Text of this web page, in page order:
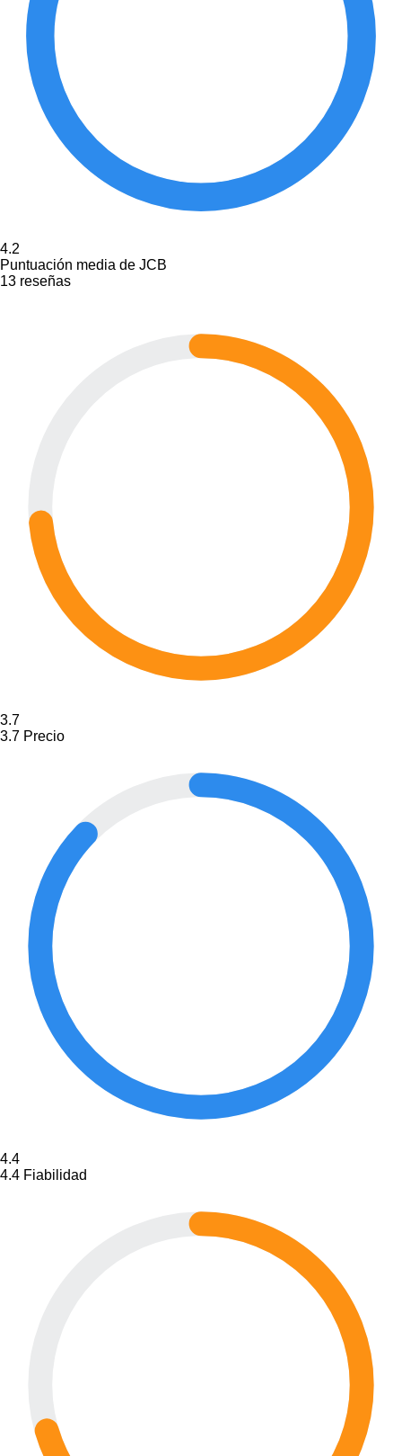
4.2
Puntuación media de JCB
13 reseñas
3.7
3.7 Precio
4.4
4.4 Fiabilidad